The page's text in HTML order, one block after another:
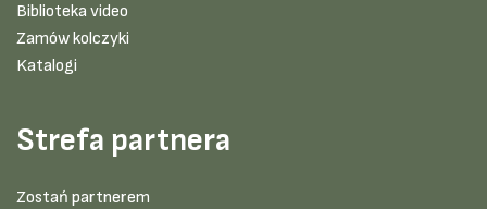
Biblioteka video
Zamów kolczyki
Katalogi
Strefa partnera
Zostań partnerem